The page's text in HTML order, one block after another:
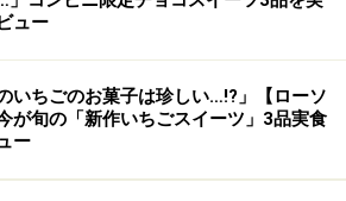
ンで1品ずつ温めてくれました。手
ツ！ その場で食べたい気持ちを抑
が、自宅でもまだ温かさはキープさ
開けると、ふわっと香りが立ってお
ュー
のいちごのお菓子は珍しい…!?」【ローソ
が旬の「新作いちごスイーツ」3品実食
ー